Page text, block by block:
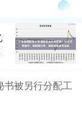
书被另行分配工